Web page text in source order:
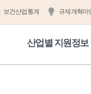
보건산업통계 규제개혁마
산업별 지원정보